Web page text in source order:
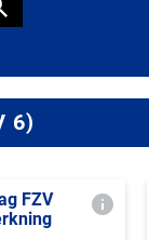
6)
FZV